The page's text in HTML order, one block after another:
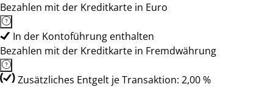
Bezahlen mit der Kreditkarte in Euro
In der Kontoführung enthalten
Bezahlen mit der Kreditkarte in Fremdwährung
Zusätzliches Entgelt je Transaktion: 2,00 %